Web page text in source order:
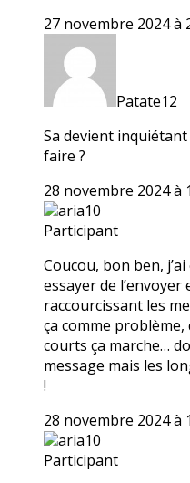
27 novembre 2024 à
Patate12
Sa devient
faire ?
28 novembre 2024 à
aria10
Participant
Coucou, bon ben,
essayer de
raccourcissant les
ça comme problème,
courts ça marche…
message mais les
!
28 novembre 2024 à
aria10
Participant